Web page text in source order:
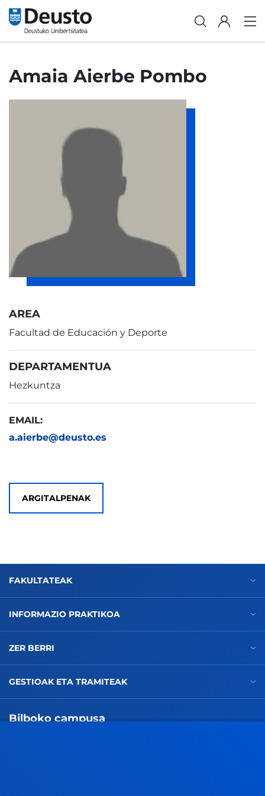
Amaia Aierbe Pombo
AREA
Facultad de Educación y Deporte
DEPARTAMENTUA
Hezkuntza
EMAIL:
a.aierbe@deusto.es
ARGITALPENAK
FAKULTATEAK
INFORMAZIO PRAKTIKOA
ZER BERRI
GESTIOAK ETA TRAMITEAK
Bilboko campusa